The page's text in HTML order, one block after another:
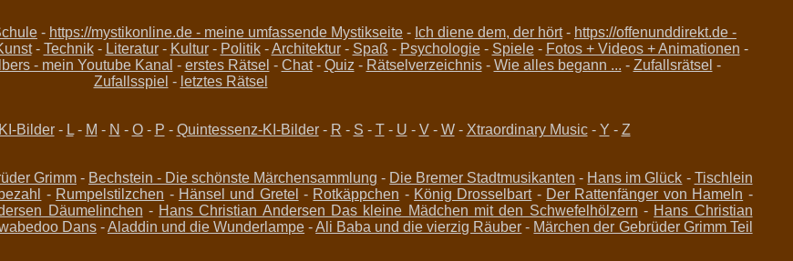
- https://mystikonline.de - meine umfassende Mystikseite - Ich diene dem, der hört- https://offenunddirekt.de -
- Technik- Literatur- Kultur- Politik-Architektur- Spaß - Psychologie- Spiele- Fotos + Videos + Animationen -
- mein Youtube Kanal - erstes Rätsel - Chat- Quiz - Rätselverzeichnis- Wie alles begann ... - Zufallsrätsel -
Zufallsspiel - letztes Rätsel
KI-Bilder- L- M - N - O- P - Quintessenz-KI-Bilder- R - S - T- U - V- W- Xtraordinary Music- Y - Z
Grimm - Bechstein - Die schönste Märchensammlung - Die Bremer Stadtmusikanten - Hans im Glück - Tischlein
- Rumpelstilzchen - Hänsel und Gretel - Rotkäppchen - König Drosselbart- Der Rattenfänger von Hameln -
Däumelinchen - Hans Christian Andersen Das kleine Mädchen mit den Schwefelhölzern - Hans Christian
Dans-Aladdin und die Wunderlampe -Ali Baba und die vierzig Räuber - Märchen der Gebrüder Grimm Teil